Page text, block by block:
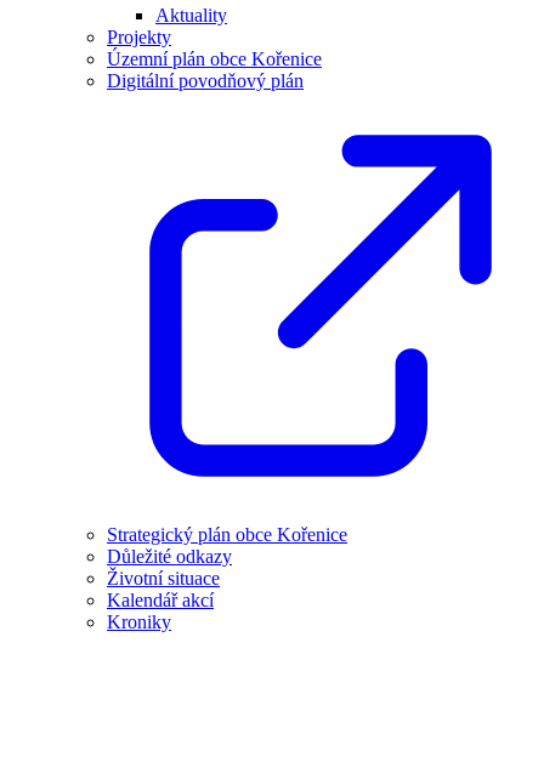
Aktuality
Projekty
Územní plán obce Kořenice
Digitální povodňový plán
Strategický plán obce Kořenice
Důležité odkazy
Životní situace
Kalendář akcí
Kroniky